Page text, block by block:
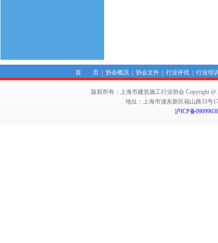
首 页| 协会概况| 协会文件| 行业评优| 行业培
版权所有：上海市建筑施工行业协会 Copyright @
地址：上海市浦东新区福山路33号
沪ICP备